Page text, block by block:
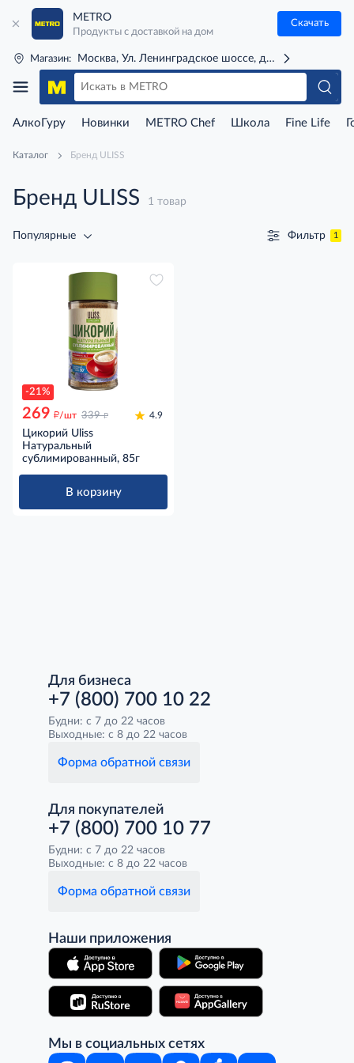
METRO
Продукты с доставкой на дом
Скачать
Магазин: Москва, Ул. Ленинградское шоссе, д. 71Г (м. Речной
АлкоГуру Новинки METRO Chef Школа Fine Life
Каталог Бренд ULISS
Бренд ULISS 1 товар
Популярные Фильтр 1
-21%
269 д/шт 339 д 4.9
Цикорий Uliss
Натуральный
сублимированный, 85г
В корзину
Для бизнеса
+7 (800) 700 10 22
Будни: с 7 до 22 часов
Выходные: с 8 до 22 часов
Форма обратной связи
Для покупателей
+7 (800) 700 10 77
Будни: с 7 до 22 часов
Выходные: с 8 до 22 часов
Форма обратной связи
Наши приложения
Мы в социальных сетях